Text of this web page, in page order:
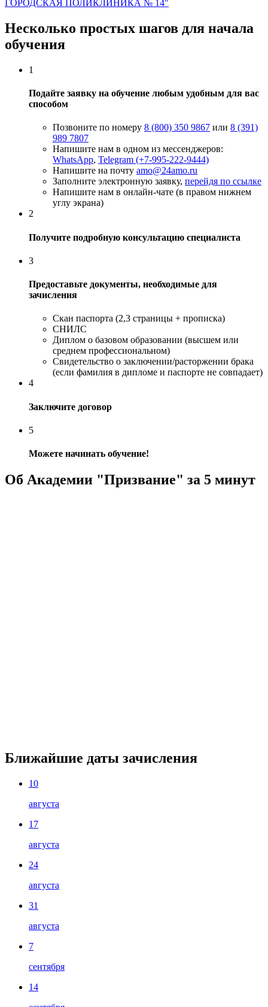
ГОРОДСКАЯ ПОЛИКЛИНИКА № 14"
Несколько простых шагов для начала
обучения
1
Подайте заявку на обучение любым удобным для вас
способом
Позвоните по номеру 8 (800) 350 9867 или 8 (391)
989 7807
Напишите нам в одном из мессенджеров:
WhatsApp, Telegram (+7-995-222-9444)
Напишите на почту amo@24amo.ru
Заполните электронную заявку, перейдя по ссылке
Напишите нам в онлайн-чате (в правом нижнем
углу экрана)
2
Получите подробную консультацию специалиста
3
Предоставьте документы, необходимые для
зачисления
Скан паспорта (2,3 страницы + прописка)
СНИЛС
Диплом о базовом образовании (высшем или
среднем профессиональном)
Свидетельство о заключении/расторжении брака
(если фамилия в дипломе и паспорте не совпадает)
4
Заключите договор
5
Можете начинать обучение!
Об Академии "Призвание" за 5 минут
Ближайшие даты зачисления
10
августа
17
августа
24
августа
31
августа
7
сентября
14